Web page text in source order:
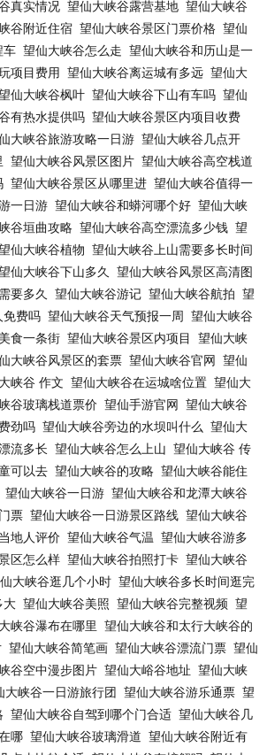
真实情况 望仙大峡谷露营基地 望仙大峡谷
谷附近住宿 望仙大峡谷景区门票价格 望仙
车 望仙大峡谷怎么走 望仙大峡谷和历山是一
项目费用 望仙大峡谷离运城有多远 望仙大
仙大峡谷枫叶 望仙大峡谷下山有车吗 望仙
有热水提供吗 望仙大峡谷景区内项目收费
大峡谷旅游攻略一日游 望仙大峡谷几点开
望仙大峡谷风景区图片 望仙大峡谷高空栈道
望仙大峡谷景区从哪里进 望仙大峡谷值得一
一日游 望仙大峡谷和蟒河哪个好 望仙大峡
谷垣曲攻略 望仙大峡谷高空漂流多少钱 望
仙大峡谷植物 望仙大峡谷上山需要多长时间
仙大峡谷下山多久
望仙大峡谷风景区高清图
要多久 望仙大峡谷游记 望仙大峡谷航拍 望
免费吗 望仙大峡谷天气预报一周
望仙大峡谷
食一条街 望仙大峡谷景区内项目
望仙大峡
大峡谷风景区的套票 望仙大峡谷官网
望仙
峡谷 作文 望仙大峡谷在运城啥位置 望仙大
谷玻璃栈道票价 望仙手游官网
望仙大峡谷
劲吗 望仙大峡谷旁边的水坝叫什么
望仙大
流多长 望仙大峡谷怎么上山 望仙大峡谷 传
可以去 望仙大峡谷的攻略 望仙大峡谷能住
望仙大峡谷一日游 望仙大峡谷和龙潭大峡谷
票 望仙大峡谷一日游景区路线 望仙大峡谷
地人评价 望仙大峡谷气温 望仙大峡谷游多
区怎么样 望仙大峡谷拍照打卡 望仙大峡谷
大峡谷逛几个小时 望仙大峡谷多长时间逛完
大 望仙大峡谷美照 望仙大峡谷完整视频 望
峡谷瀑布在哪里
望仙大峡谷和太行大峡谷的
望仙大峡谷简笔画 望仙大峡谷漂流门票 望仙
谷空中漫步图片 望仙大峪谷地址 望仙大峡
大峡谷一日游旅行团 望仙大峡谷游乐通票 望
望仙大峡谷自驾到哪个门合适 望仙大峡谷几
哪 望仙大峡谷玻璃滑道 望仙大峡谷附近有